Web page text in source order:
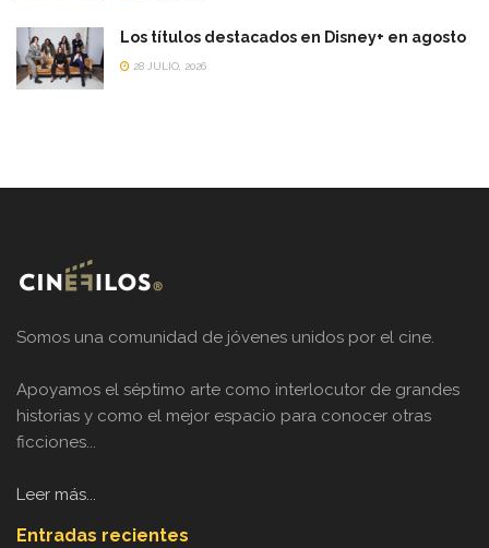
Los títulos destacados en Disney+ en agosto
28 JULIO, 2026
Somos una comunidad de jóvenes unidos por el cine.
Apoyamos el séptimo arte como interlocutor de grandes
historias y como el mejor espacio para conocer otras
ficciones...
Leer más...
Entradas recientes